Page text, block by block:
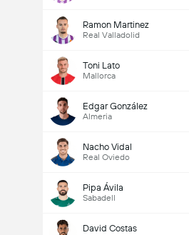
Ramon Martinez
Real Valladolid
Toni Lato
Mallorca
Edgar González
Almeria
Nacho Vidal
Real Oviedo
Pipa Ávila
Sabadell
David Costas